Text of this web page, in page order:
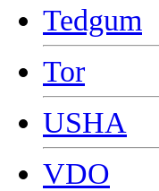
Tedgum
Tor
USHA
VDO